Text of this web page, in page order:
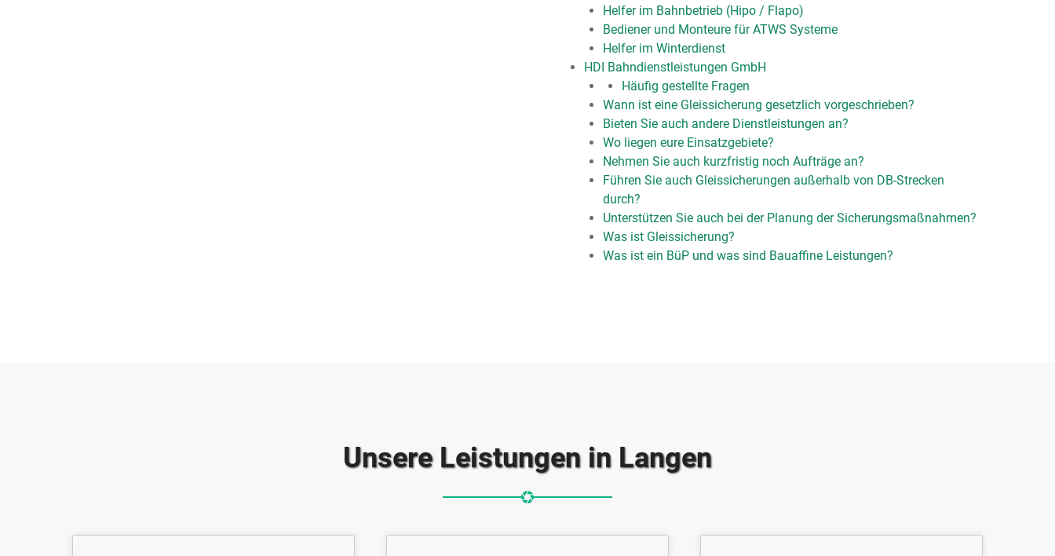
Helfer im Bahnbetrieb (Hipo / Flapo)
Bediener und Monteure für ATWS Systeme
Helfer im Winterdienst
HDI Bahndienstleistungen GmbH
Häufig gestellte Fragen
Wann ist eine Gleissicherung gesetzlich vorgeschrieben?
Bieten Sie auch andere Dienstleistungen an?
Wo liegen eure Einsatzgebiete?
Nehmen Sie auch kurzfristig noch Aufträge an?
Führen Sie auch Gleissicherungen außerhalb von DB-Strecken
durch?
Unterstützen Sie auch bei der Planung der Sicherungsmaßnahmen?
Was ist Gleissicherung?
Was ist ein BüP und was sind Bauaffine Leistungen?
Unsere Leistungen in Langen